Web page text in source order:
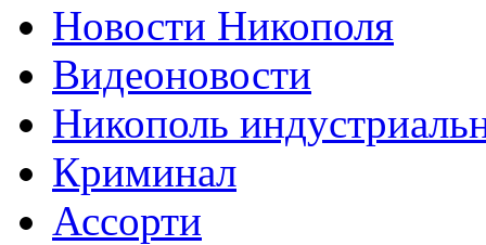
Новости Никополя
Видеоновости
Никополь
Криминал
Ассорти